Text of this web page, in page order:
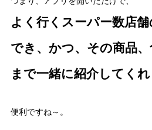
よく行くスーパー数店
でき、かつ、その商品
まで一緒に紹介してくれ
便利ですね～。